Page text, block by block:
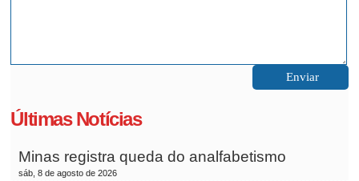
Últimas Notícias
Minas registra queda do analfabetismo
sáb, 8 de agosto de 2026